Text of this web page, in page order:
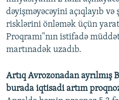
dəyişməyəcəyini açıqlayıb
risklərini önləmək üçün
Proqramı"nın istifadə
martınadək uzadıb.
Artıq Avrozonadan ayrılmış
burada iqtisadi artım